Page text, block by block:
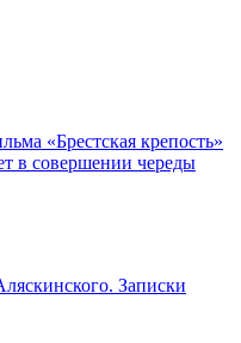
«Брестская крепость»
в совершении череды
Записки